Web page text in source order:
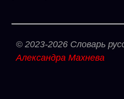
© 2023-2026 Словарь
Александра Махнева